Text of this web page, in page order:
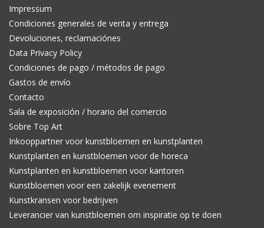
Impressum
Condiciones generales de venta y entrega
Devoluciones, reclamaciónes
Data Privacy Policy
Condiciones de pago / métodos de pago
Gastos de envío
Contacto
Sala de exposición / horario del comercio
Sobre Top Art
Inkooppartner voor kunstbloemen en kunstplanten
Kunstplanten en kunstbloemen voor de horeca
Kunstplanten en kunstbloemen voor kantoren
Kunstbloemen voor een zakelijk evenement
Kunstkransen voor bedrijven
Leverancier van kunstbloemen om inspiratie op te doen